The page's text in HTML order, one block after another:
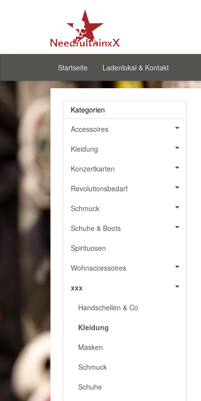
Startseite Ladenlokal & Kontakt
Kategorien
Accessoires
Kleidung
Konzertkarten
Revolutionsbedarf
Schmuck
Schuhe & Boots
Spirituosen
Wohnaccessoires
xxx
Handschellen & Co
Kleidung
Masken
Schmuck
Schuhe